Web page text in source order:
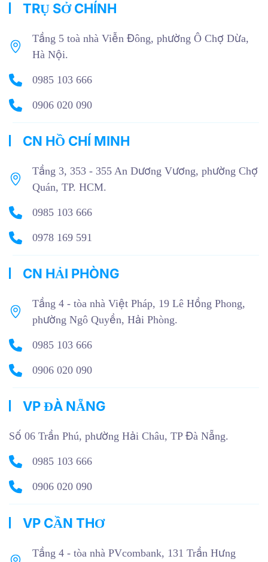
TRỤ SỞ CHÍNH
Tầng 5 toà nhà Viễn Đông, phường Ô Chợ Dừa,
Hà Nội.
0985 103 666
0906 020 090
CN HỒ CHÍ MINH
Tầng 3, 353 - 355 An Dương Vương, phường Chợ
Quán, TP. HCM.
0985 103 666
0978 169 591
CN HẢI PHÒNG
Tầng 4 - tòa nhà Việt Pháp, 19 Lê Hồng Phong,
phường Ngô Quyền, Hải Phòng.
0985 103 666
0906 020 090
VP ĐÀ NẴNG
Số 06 Trần Phú, phường Hải Châu, TP Đà Nẵng.
0985 103 666
0906 020 090
VP CẦN THƠ
Tầng 4 - tòa nhà PVcombank, 131 Trần Hưng